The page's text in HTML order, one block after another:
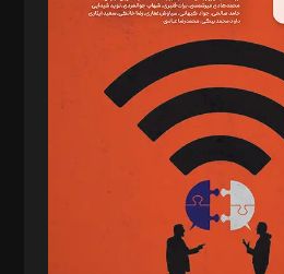
ایپکچی
یسنا امان‌پور، سروش کرمیان،
زهرا فکرانه، فائزه فتحی
مانی لطفی زاده